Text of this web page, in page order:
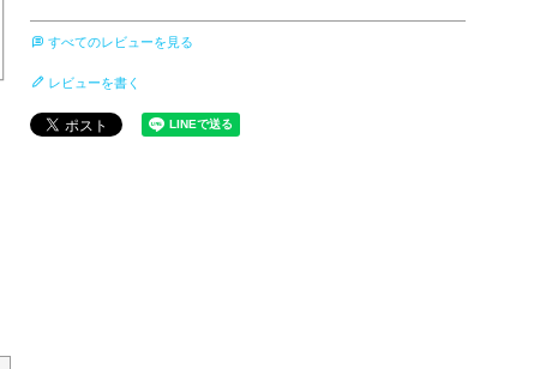
すべてのレビューを見る
レビューを書く